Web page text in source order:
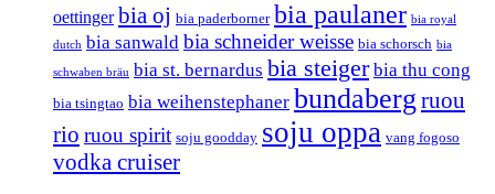
oettinger bia oj bia paderborner bia paulaner bia royal
dutch bia sanwald bia schneider weisse bia schorsch bia
schwaben bräu bia st. bernardus bia steiger bia thu cong
bia tsingtao bia weihenstephaner bundaberg ruou
rio ruou spirit soju goodday soju oppa vang fogoso
vodka cruiser